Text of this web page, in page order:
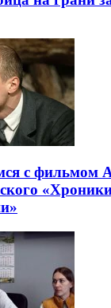
с фильмом